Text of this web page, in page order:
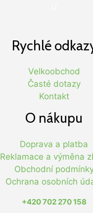
Rychlé
Velkoobchod
Časté dotazy
Kontakt
O nákupu
Doprava a platba
Reklamace a výměna
Obchodní
Ochrana osobních
+420 702 270 158